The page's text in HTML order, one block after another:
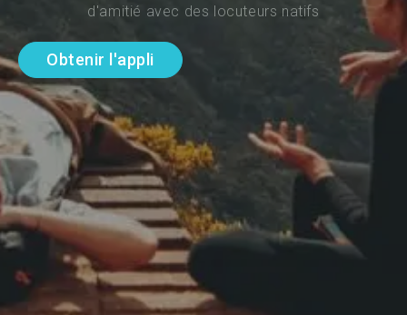
d'amitié avec des locuteurs natifs
Obtenir l'appli